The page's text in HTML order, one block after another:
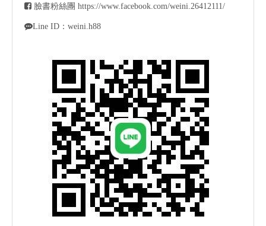
 臉書粉絲團 https://www.facebook.com/weini.26412111/
Line ID：weini.h88